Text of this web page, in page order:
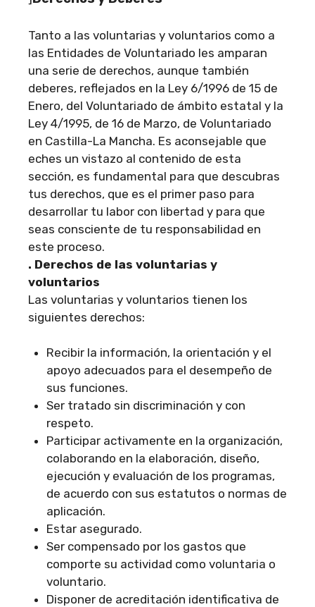
Tanto a las voluntarias y voluntarios como a
las Entidades de Voluntariado les amparan
una serie de derechos, aunque también
deberes, reflejados en la Ley 6/1996 de 15 de
Enero, del Voluntariado de ámbito estatal y la
Ley 4/1995, de 16 de Marzo, de Voluntariado
en Castilla-La Mancha. Es aconsejable que
eches un vistazo al contenido de esta
sección, es fundamental para que descubras
tus derechos, que es el primer paso para
desarrollar tu labor con libertad y para que
seas consciente de tu responsabilidad en
este proceso.
. Derechos de las voluntarias y
voluntarios
Las voluntarias y voluntarios tienen los
siguientes derechos:
Recibir la información, la orientación y el
apoyo adecuados para el desempeño de
sus funciones.
Ser tratado sin discriminación y con
respeto.
Participar activamente en la organización,
colaborando en la elaboración, diseño,
ejecución y evaluación de los programas,
de acuerdo con sus estatutos o normas de
aplicación.
Estar asegurado.
Ser compensado por los gastos que
comporte su actividad como voluntaria o
voluntario.
Disponer de acreditación identificativa de